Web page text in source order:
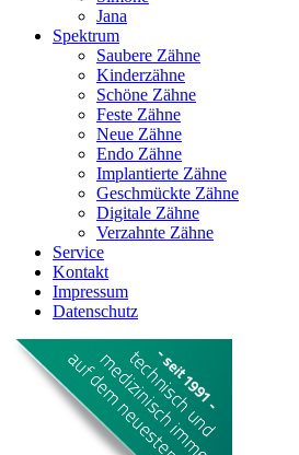
Jana
Spektrum
Saubere Zähne
Kinderzähne
Schöne Zähne
Feste Zähne
Neue Zähne
Endo Zähne
Implantierte Zähne
Geschmückte Zähne
Digitale Zähne
Verzahnte Zähne
Service
Kontakt
Impressum
Datenschutz